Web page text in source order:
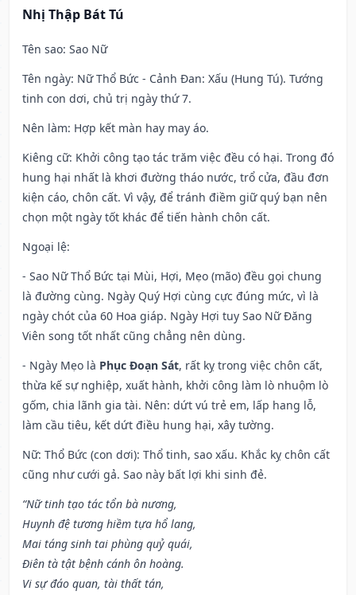
Nhị Thập Bát Tú
Tên sao: Sao Nữ
Tên ngày: Nữ Thổ Bức - Cảnh Đan: Xấu (Hung Tú). Tướng
tinh con dơi, chủ trị ngày thứ 7.
Nên làm: Hợp kết màn hay may áo.
Kiêng cữ: Khởi công tạo tác trăm việc đều có hại. Trong đó
hung hại nhất là khơi đường tháo nước, trổ cửa, đầu đơn
kiện cáo, chôn cất. Vì vậy, để tránh điềm giữ quý bạn nên
chọn một ngày tốt khác để tiến hành chôn cất.
Ngoại lệ:
- Sao Nữ Thổ Bức tại Mùi, Hợi, Mẹo (mão) đều gọi chung
là đường cùng. Ngày Quý Hợi cùng cực đúng mức, vì là
ngày chót của 60 Hoa giáp. Ngày Hợi tuy Sao Nữ Đăng
Viên song tốt nhất cũng chẳng nên dùng.
- Ngày Mẹo là Phục Đoạn Sát, rất kỵ trong việc chôn cất,
thừa kế sự nghiệp, xuất hành, khởi công làm lò nhuộm lò
gốm, chia lãnh gia tài. Nên: dứt vú trẻ em, lấp hang lỗ,
làm cầu tiêu, kết dứt điều hung hại, xây tường.
Nữ: Thổ Bức (con dơi): Thổ tinh, sao xấu. Khắc kỵ chôn cất
cũng như cưới gả. Sao này bất lợi khi sinh đẻ.
“Nữ tinh tạo tác tổn bà nương,
Huynh đệ tương hiềm tựa hổ lang,
Mai táng sinh tai phùng quỷ quái,
Điên tà tật bệnh cánh ôn hoàng.
Vi sự đáo quan, tài thất tán,